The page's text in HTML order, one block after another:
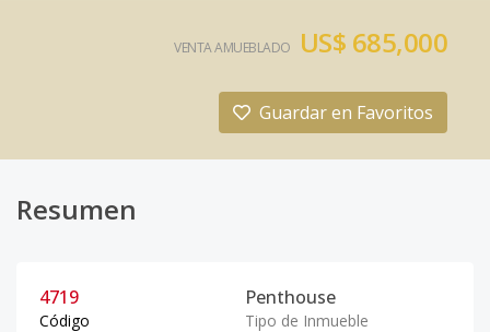
VENTA AMUEBLADO US$ 685,000
Guardar en Favoritos
Resumen
4719
Código
Penthouse
Tipo de Inmueble